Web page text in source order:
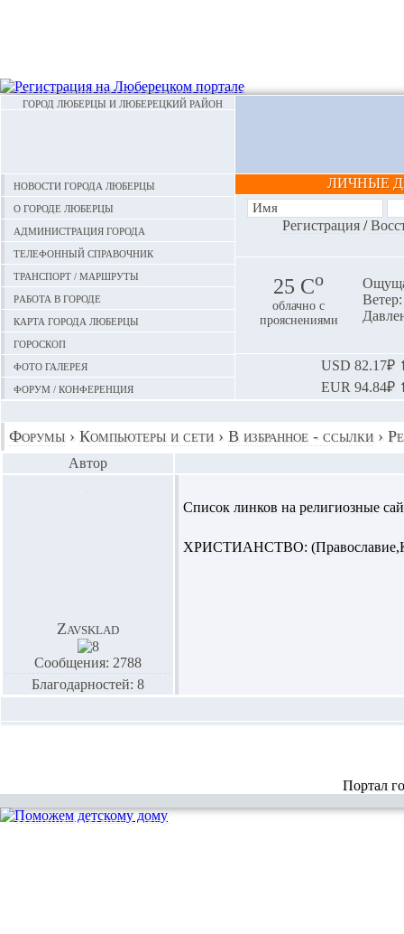
ГОРОД ЛЮБЕРЦЫ И ЛЮБЕРЕЦКИЙ РАЙОН
Новости города Люберцы
О городе Люберцы
Администрация города
Телефонный справочник
Транспорт / маршруты
Работа в городе
Карта города Люберцы
Гороскоп
Фото галерея
Форум / конференция
ЛИЧНЫЕ
Регистрация/
25 Сo
облачно с
прояснениями
USD 82.17₽
EUR 94.84₽
Форумы › Компьютеры и сети › В избранное - ссылки ›
Автор
Zavsklad
Сообщения: 2788
Благодарностей: 8
Список линков на религиозные
ХРИСТИАНСТВО:
Портал